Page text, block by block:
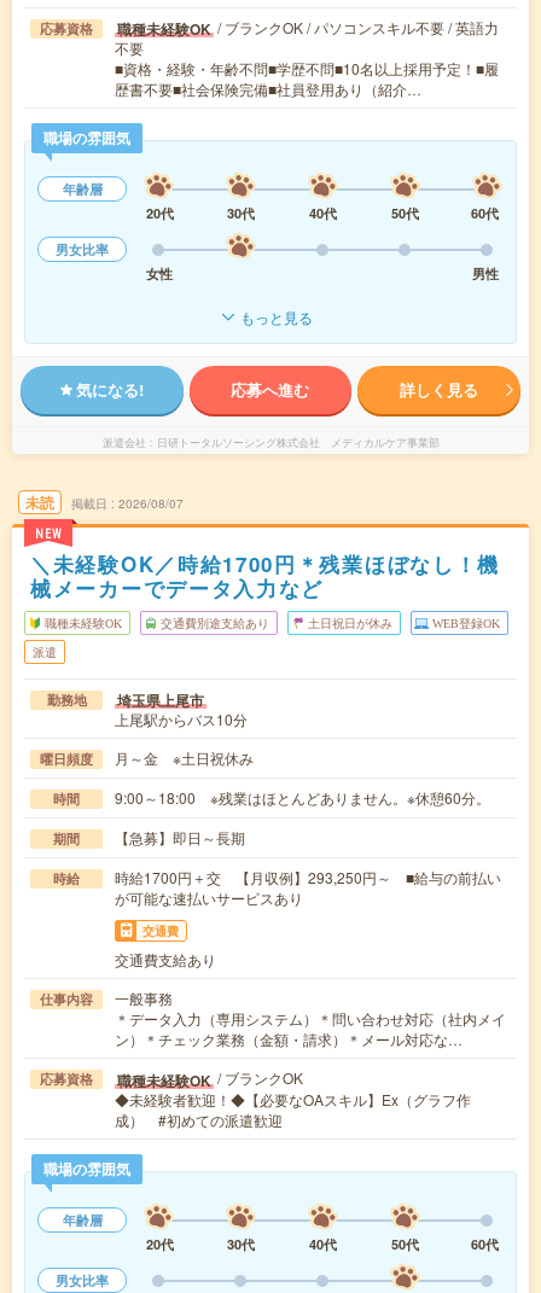
応募資格 職種未経験OK / ブランクOK / パソコンスキル不要 / 英語力
不要
■資格・経験・年齢不問■学歴不問■10名以上採用予定！■履
歴書不要■社会保険完備■社員登用あり（紹介…
職場の雰囲気
年齢層
20代
30代 40代 50代
60代
男女比率
女性
男性
もっと見る
気になる! 応募へ進む 詳しく見る
派遣会社 日研トータルソーシング株式会社 メディカルケア事業部
未読
NEW
掲載日 2026/08/07
＼未経験OK／時給1700円＊残業ほぼなし！機
械メーカーでデータ入力など
職種未経験OK 交通費別途支給あり 土日祝日が休み WEB登録OK
派遣
勤務地 埼玉県上尾市
上尾駅からバス10分
曜日頻度 月～金 ※土日祝休み
時間 9:00～18:00 ※残業はほとんどありません。※休憩60分。
期間 【急募】即日～長期
時給
時給1700円＋交 【月収例】293,250円～ ■給与の前払い
が可能な速払いサービスあり
交通費
交通費支給あり
仕事内容
一般事務
＊データ入力（専用システム）＊問い合わせ対応（社内メイ
ン）＊チェック業務（金額・請求）＊メール対応な…
応募資格 職種未経験OK / ブランクOK
◆未経験者歓迎！◆【必要なOAスキル】Ex（グラフ作
成） #初めての派遣歓迎
職場の雰囲気
年齢層
20代
30代 40代 50代
60代
男女比率